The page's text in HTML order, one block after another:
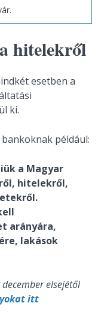
hitelekről
esetben a
ki.
például:
a Magyar
hitelekről,
arányára,
lakások
elsejétől
itt